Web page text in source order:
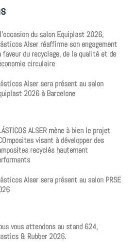
du salon Equiplast 2026,
Alser réaffirme son engagement
faveur du recyclage, de la qualité et de
circulaire
Alser sera présent au salon
2026 à Barcelone
ALSER mène à bien le projet
visant à développer des
recyclés hautement
Alser sera présent au salon PRSE
vous attendons au stand 624,
& Rubber 2026.